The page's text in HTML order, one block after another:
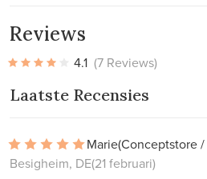
Reviews
4.1 (7 Reviews)
Laatste Recensies
Marie(Conceptstore
Besigheim, DE(21 februari)